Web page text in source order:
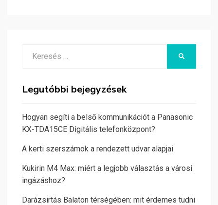
Legutóbbi bejegyzések
Hogyan segíti a belső kommunikációt a Panasonic
KX-TDA15CE Digitális telefonközpont?
A kerti szerszámok a rendezett udvar alapjai
Kukirin M4 Max: miért a legjobb választás a városi
ingázáshoz?
Darázsirtás Balaton térségében: mit érdemes tudni